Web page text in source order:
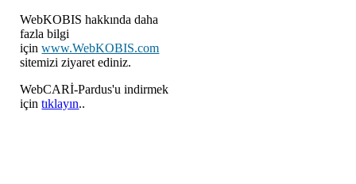
WebKOBIS hakkında daha
fazla bilgi
içinwww.WebKOBIS.com
sitemizi ziyaret ediniz.
WebCARİ-Pardus'u indirmek
içintıklayın..